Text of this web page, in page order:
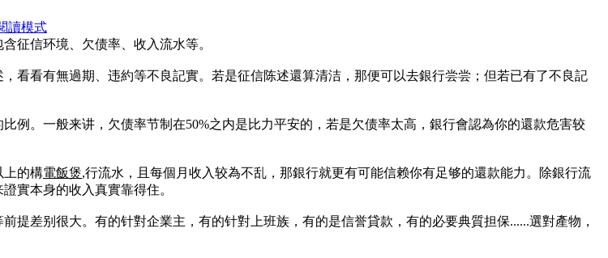
讀模式
征信环境、欠债率、收入流水等。
看看有無過期、违約等不良記實。若是征信陈述還算清洁，那便可以去銀行尝尝；但若已有了不良記
例。一般来讲，欠债率节制在50%之内是比力平安的，若是欠债率太高，銀行會認為你的還款危害较
上的構電飯煲,行流水，且每個月收入较為不乱，那銀行就更有可能信赖你有足够的還款能力。除銀行流
實本身的收入真實靠得住。
提差别很大。有的针對企業主，有的针對上班族，有的是信誉貸款，有的必要典質担保......選對產物，